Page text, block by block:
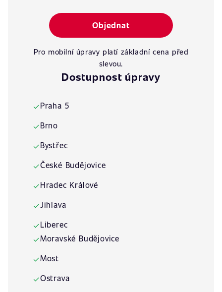
Objednat
Pro mobilní úpravy platí základní cena před
slevou.
Dostupnost úpravy
✓Praha 5
✓Brno
✓Bystřec
✓České Budějovice
✓Hradec Králové
✓Jihlava
✓Liberec
✓Moravské Budějovice
✓Most
✓Ostrava